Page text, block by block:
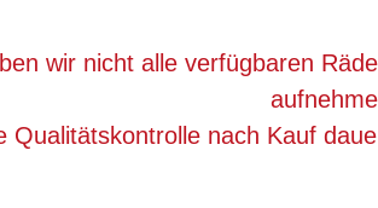
wir nicht alle verfügbaren
Qualitätskontrolle nach Kauf